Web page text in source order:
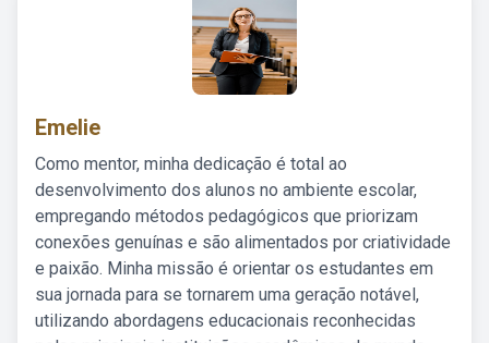
Emelie
Como mentor, minha dedicação é total ao
desenvolvimento dos alunos no ambiente escolar,
empregando métodos pedagógicos que priorizam
conexões genuínas e são alimentados por criatividade
e paixão. Minha missão é orientar os estudantes em
sua jornada para se tornarem uma geração notável,
utilizando abordagens educacionais reconhecidas